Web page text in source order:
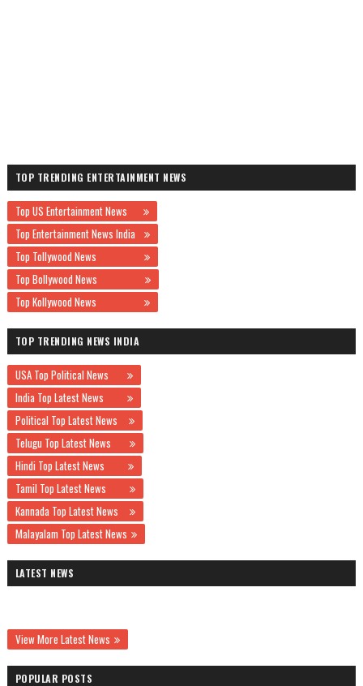
TOP TRENDING ENTERTAINMENT NEWS
Top US Entertainment News
Top Entertainment News India
Top Tollywood News
Top Bollywood News
Top Kollywood News
TOP TRENDING NEWS INDIA
USA Top Political News
India Top Latest News
Political Top Latest News
Telugu Top Latest News
Hindi Top Latest News
Tamil Top Latest News
Kannada Top Latest News
Malayalam Top Latest News
LATEST NEWS
View More Latest News
POPULAR POSTS